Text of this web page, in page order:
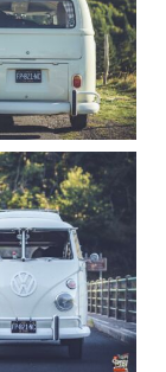
Sep 12
216
3
Août 10
0